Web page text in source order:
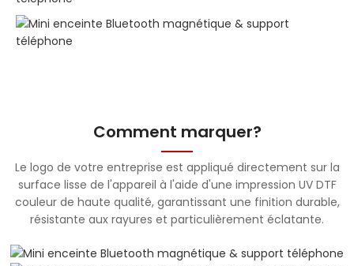
Comment marquer?
Le logo de votre entreprise est appliqué directement sur la
surface lisse de l'appareil à l'aide d'une impression UV DTF
couleur de haute qualité, garantissant une finition durable,
résistante aux rayures et particulièrement éclatante.